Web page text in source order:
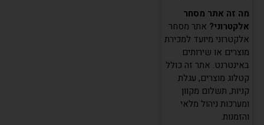
מה זה אתר מסחר
אלקטרוני? אתר מסחר
אלקטרוני מיועד למכירת
מוצרים או שירותים
באינטרנט. אתר זה כולל
קטלוג מוצרים, עגלת
קניות, תשלום מקוון
ומערכות ניהול מלאי
והזמנות.